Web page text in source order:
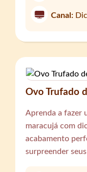
Canal:
Ovo Trufado
Aprenda a fazer
maracujá com
acabamento
surpreender